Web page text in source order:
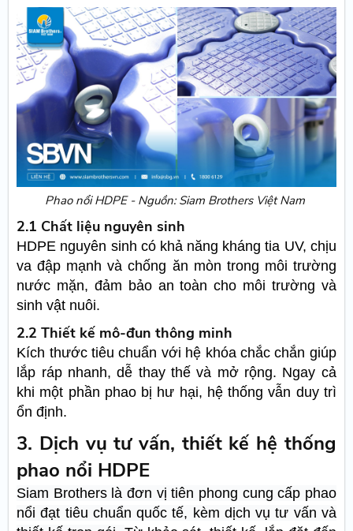
Phao nổi HDPE - Nguồn: Siam Brothers Việt Nam
2.1 Chất liệu nguyên sinh
HDPE nguyên sinh có khả năng kháng tia UV, chịu
va đập mạnh và chống ăn mòn trong môi trường
nước mặn, đảm bảo an toàn cho môi trường và
sinh vật nuôi.
2.2 Thiết kế mô-đun thông minh
Kích thước tiêu chuẩn với hệ khóa chắc chắn giúp
lắp ráp nhanh, dễ thay thế và mở rộng. Ngay cả
khi một phần phao bị hư hại, hệ thống vẫn duy trì
ổn định.
3. Dịch vụ tư vấn, thiết kế hệ thống
phao nổi HDPE
Siam Brothers là đơn vị tiên phong cung cấp phao
nổi đạt tiêu chuẩn quốc tế, kèm dịch vụ tư vấn và